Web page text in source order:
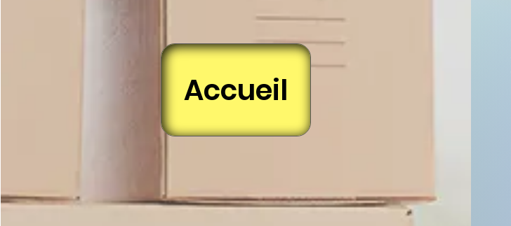
Accueil